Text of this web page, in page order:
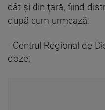
cât şi din ţară, fiind
după cum urmează:
- Centrul Regional de
doze;